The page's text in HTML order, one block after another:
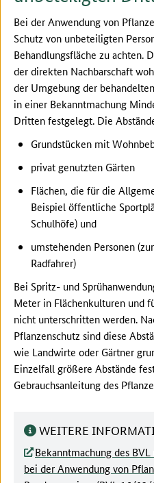
Bei der Anwendung von
Schutz von unbeteiligten
Behandlungsfläche zu achten.
der direkten Nachbarschaft
der Umgebung der
in einer Bekanntmachung
Dritten festgelegt. Die
Grundstücken mit
privat genutzten Gärten
Flächen, die für die
Beispiel öffentliche
Schulhöfe) und
umstehenden Personen
Radfahrer)
Bei Spritz- und
Meter in Flächenkulturen und
nicht unterschritten werden.
Pflanzenschutz sind diese
wie Landwirte oder Gärtner
Einzelfall größere Abstände
Gebrauchsanleitung des
WEITERE
Bekanntmachung des
bei der Anwendung von